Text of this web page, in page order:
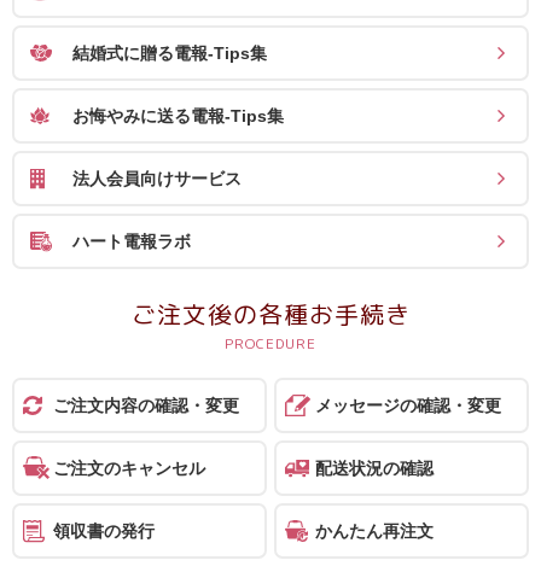
結婚式に贈る電報-Tips集
お悔やみに送る電報-Tips集
法人会員向けサービス
ハート電報ラボ
ご注文後の各種お手続き
ご注文内容の確認・変更 メッセージの確認・変更
ご注文のキャンセル 配送状況の確認
領収書の発行 かんたん再注文